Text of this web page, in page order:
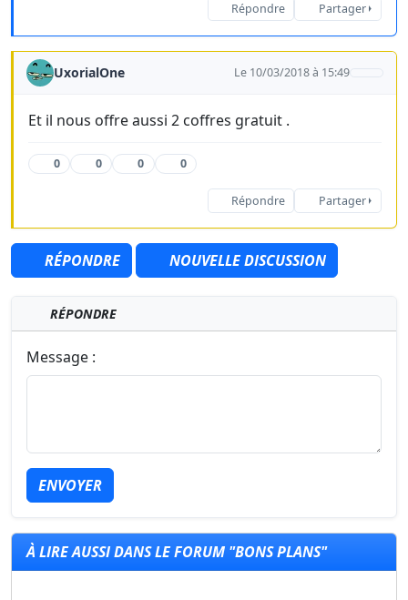
Répondre Partager
UxorialOne Le 10/03/2018 à 15:49
Et il nous offre aussi 2 coffres gratuit .
0 0 0 0
Répondre Partager
RÉPONDRE NOUVELLE DISCUSSION
RÉPONDRE
Message :
ENVOYER
À LIRE AUSSI DANS LE FORUM "BONS PLANS"